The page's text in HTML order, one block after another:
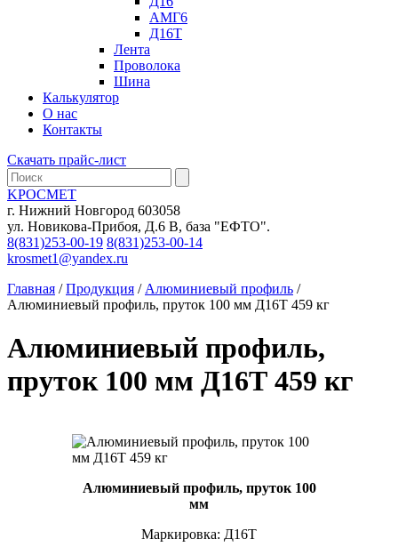
АМГ6
Д16Т
Лента
Проволока
Шина
Калькулятор
О нас
Контакты
Скачать прайс-лист
KРОСМЕТ
г. Нижний Новгород 603058
ул. Новикова-Прибоя, Д.6 В, база "ЕФТО".
8(831)253-00-19 8(831)253-00-14
krosmet1@yandex.ru
Главная /Продукция / Алюминиевый профиль /
Алюминиевый профиль, пруток 100 мм Д16Т 459 кг
Алюминиевый профиль,
пруток 100 мм Д16Т 459 кг
Алюминиевый профиль, пруток 100
мм
Маркировка: Д16Т